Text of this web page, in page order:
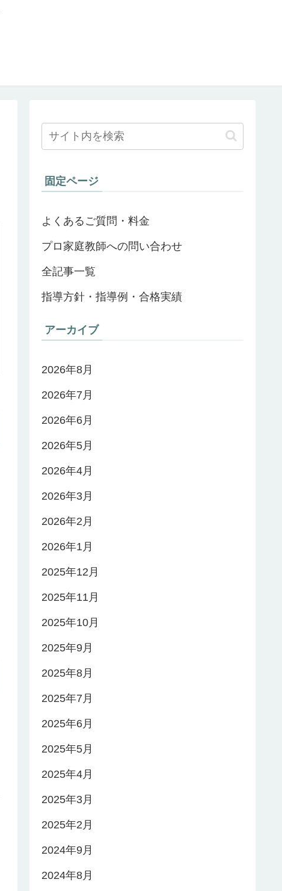
固定ページ
よくあるご質問・料金
プロ家庭教師への問い合わせ
全記事一覧
指導方針・指導例・合格実績
アーカイブ
2026年8月
2026年7月
2026年6月
2026年5月
2026年4月
2026年3月
2026年2月
2026年1月
2025年12月
2025年11月
2025年10月
2025年9月
2025年8月
2025年7月
2025年6月
2025年5月
2025年4月
2025年3月
2025年2月
2024年9月
2024年8月